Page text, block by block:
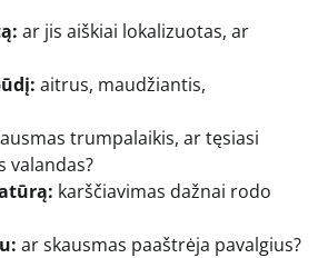
ar jis aiškiai lokalizuotas, ar
aitrus, maudžiantis,
trumpalaikis, ar tęsiasi
valandas?
karščiavimas dažnai rodo
ar skausmas paaštrėja pavalgius?